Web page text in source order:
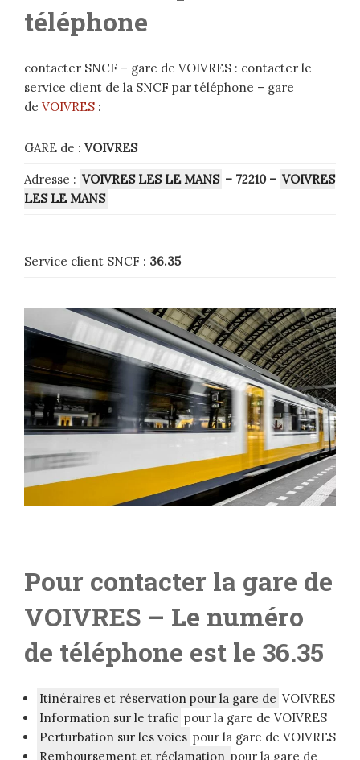
téléphone
contacter SNCF – gare de VOIVRES : contacter le
service client de la SNCF par téléphone – gare
de VOIVRES :
GARE de : VOIVRES
Adresse : VOIVRES LES LE MANS – 72210 – VOIVRES
LES LE MANS
Service client SNCF : 36.35
Pour contacter la gare de
VOIVRES – Le numéro
de téléphone est le 36.35
Itinéraires et réservation pour la gare de VOIVRES
Information sur le trafic pour la gare de VOIVRES
Perturbation sur les voies pour la gare de VOIVRES
Remboursement et réclamation pour la gare de